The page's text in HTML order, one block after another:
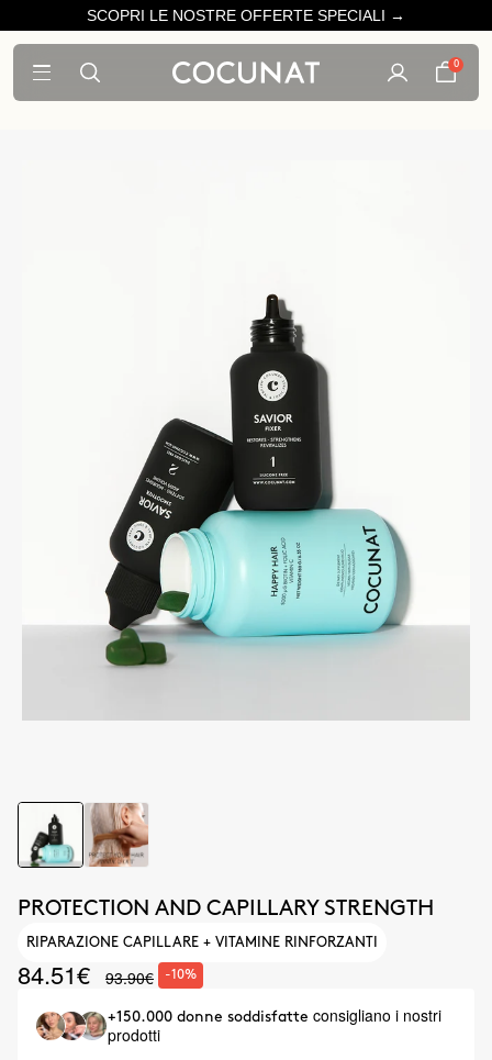
SCOPRI LE NOSTRE OFFERTE SPECIALI →
0
PROTECTION AND CAPILLARY STRENGTH
RIPARAZIONE CAPILLARE + VITAMINE RINFORZANTI
84.51€ 93.90€ -10%
+150.000 donne soddisfatte consigliano i nostri
prodotti